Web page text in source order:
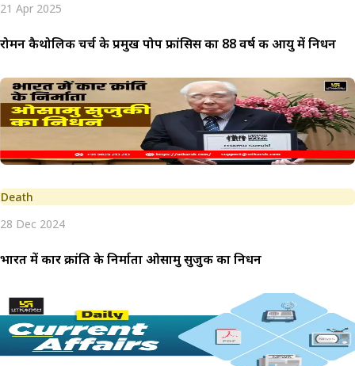
21 Apr 2025
रोमन कैथोलिक चर्च के प्रमुख पोप फ्रांसिस का 88 वर्ष की आयु में निधन
Death
28 Dec 2024
भारत में कार क्रांति के निर्माता ओसामु सुजुकी का निधन